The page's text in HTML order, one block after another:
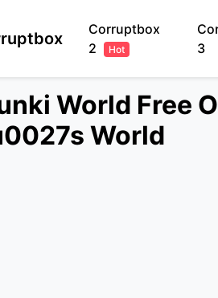
Corruptbox
2
Hot
3
World Free
World